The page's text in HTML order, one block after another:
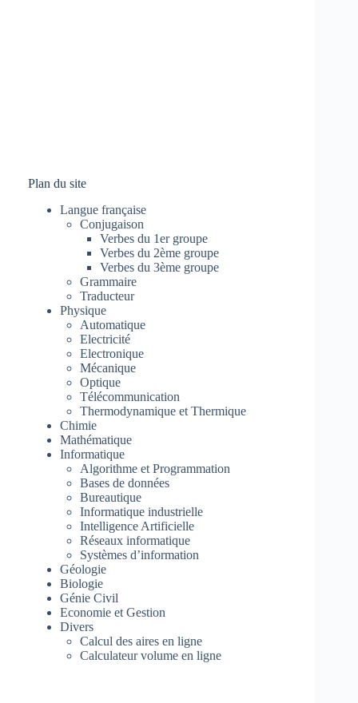
Plan du site
Langue française
Conjugaison
Verbes du 1er groupe
Verbes du 2ème groupe
Verbes du 3ème groupe
Grammaire
Traducteur
Physique
Automatique
Electricité
Electronique
Mécanique
Optique
Télécommunication
Thermodynamique et Thermique
Chimie
Mathématique
Informatique
Algorithme et Programmation
Bases de données
Bureautique
Informatique industrielle
Intelligence Artificielle
Réseaux informatique
Systèmes d’information
Géologie
Biologie
Génie Civil
Economie et Gestion
Divers
Calcul des aires en ligne
Calculateur volume en ligne